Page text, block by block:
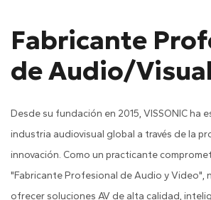
Fabricante
de Audio/Visual
Desde su fundación en 2015, VISSONIC ha
industria audiovisual global a través de la
innovación. Como un practicante
"Fabricante Profesional de Audio y Video",
ofrecer soluciones AV de alta calidad,